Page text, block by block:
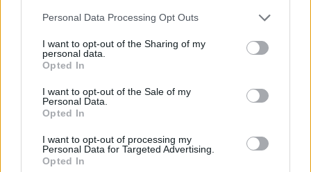
Personal Data Processing Opt Outs
I want to opt-out of the Sharing of my
personal data.
Opted In
I want to opt-out of the Sale of my
Personal Data.
Opted In
I want to opt-out of processing my
Personal Data for Targeted Advertising.
Opted In
*Visas cenas portālā ManiZurnali.lv norādītas € ar PVN.
Žurnālu izdevumu skaits var atšķirties, kā to nosaka Lietošanas
noteikumi